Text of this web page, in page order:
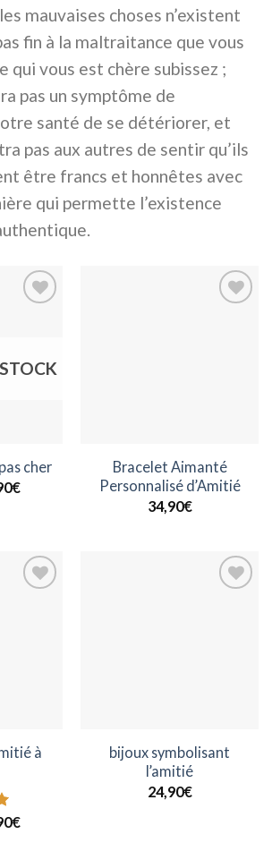
mauvaises choses n’existent
fin à la maltraitance que vous
qui vous est chère subissez ;
pas un symptôme de
santé de se détériorer, et
pas aux autres de sentir qu’ils
être francs et honnêtes avec
qui permette l’existence
à la
cher
€Le
Bracelet Aimanté
Personnalisé d’Amitié
34,90€
à
€Le
bijoux symbolisant
l’amitié
24,90€